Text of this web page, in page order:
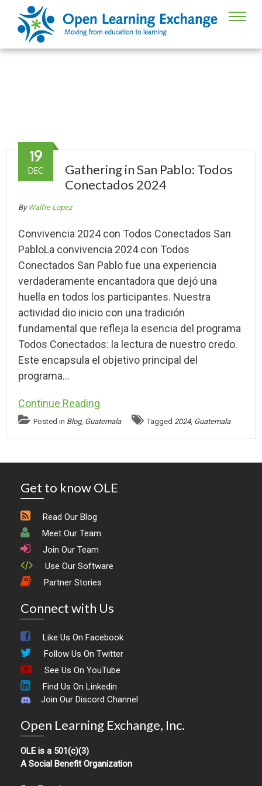
Gathering in San Pablo: Todos
Conectados 2024
19
DEC
By Walfre Lopez
Convivencia 2024 con Todos Conectados San
PabloLa convivencia 2024 con Todos
Conectados San Pablo fue una experiencia
verdaderamente encantadora que dejó una
huella en todos los participantes. Nuestra
actividad dio inicio con una tradición
fundamental que refleja la esencia del programa
Todos Conectados: la lectura de nuestro credo.
Este encapsula el objetivo principal del
programa…
Continue Reading
Posted in Blog, Guatemala Tagged 2024, Guatemala
Get to know OLE
Read Our Blog
Meet Our Team
Join Our Team
Use Our Software
Partner Stories
Connect with Us
Like Us On Facebook
Follow Us On Twitter
See Us On YouTube
Find Us On Linkedin
Join Our Discord Channel
Open Learning Exchange, Inc.
OLE is a 501(c)(3)
A Social Benefit Organization